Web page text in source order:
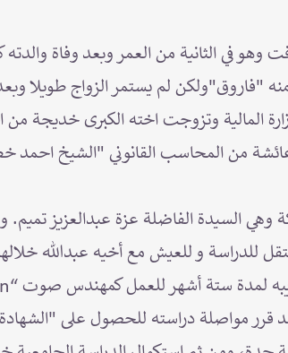
وهو في الثانية من العمر وبعد وفاة والدته
"فاروق"ولكن لم يستمر الزواج طويلا
المالية وتزوجت اخته الكبرى خديجة من
من المحاسب القانوني "الشيخ
السيدة الفاضلة عزة عبدالعزيز تميم.
للدراسة و للعيش مع أخيه عبدالله
مواصلة دراسته للحصول على "الشهادة